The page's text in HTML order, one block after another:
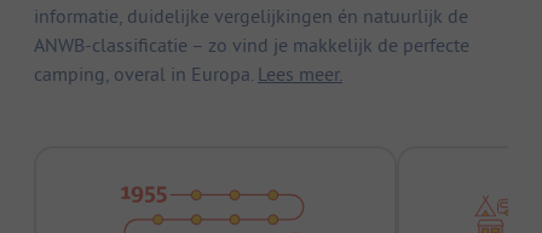
informatie, duidelijke vergelijkingen én natuurlijk de
ANWB-classificatie – zo vind je makkelijk de perfecte
camping, overal in Europa. Lees meer.